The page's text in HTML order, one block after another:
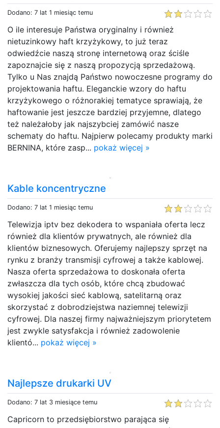
Dodano: 7 lat 1 miesiąc temu
O ile interesuje Państwa oryginalny i również
nietuzinkowy haft krzyżykowy, to już teraz
odwiedźcie naszą stronę internetową oraz ściśle
zapoznajcie się z naszą propozycją sprzedażową.
Tylko u Nas znajdą Państwo nowoczesne programy do
projektowania haftu. Eleganckie wzory do haftu
krzyżykowego o różnorakiej tematyce sprawiają, że
haftowanie jest jeszcze bardziej przyjemne, dlatego
też należałoby jak najszybciej zamówić nasze
schematy do haftu. Najpierw polecamy produkty marki
BERNINA, które zasp... pokaż więcej »
Kable koncentryczne
Dodano: 7 lat 1 miesiąc temu
Telewizja iptv bez dekodera to wspaniała oferta lecz
również dla klientów prywatnych, ale również dla
klientów biznesowych. Oferujemy najlepszy sprzęt na
rynku z branży transmisji cyfrowej a także kablowej.
Nasza oferta sprzedażowa to doskonała oferta
zwłaszcza dla tych osób, które chcą zbudować
wysokiej jakości sieć kablową, satelitarną oraz
skorzystać z dobrodziejstwa naziemnej telewizji
cyfrowej. Dla naszej firmy najważniejszym priorytetem
jest zwykle satysfakcja i również zadowolenie
klientó... pokaż więcej »
Najlepsze drukarki UV
Dodano: 7 lat 3 miesiące temu
Capricorn to przedsiębiorstwo parająca się